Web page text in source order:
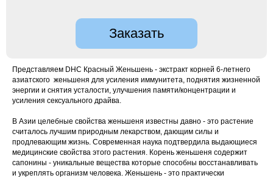
Заказать
Представляем DHC Красный Женьшень - экстракт корней 6-летнего
азиатского женьшеня для усиления иммунитета, поднятия жизненной
энергии и снятия усталости, улучшения памяти/концентрации и
усиления сексуального драйва.
В Азии целебные свойства женьшеня известны давно - это растение
считалось лучшим природным лекарством, дающим силы и
продлевающим жизнь. Современная наука подтвердила выдающиеся
медицинские свойства этого растения. Корень женьшеня содержит
сапонины - уникальные вещества которые способны восстанавливать
и укреплять организм человека. Женьшень - это практически